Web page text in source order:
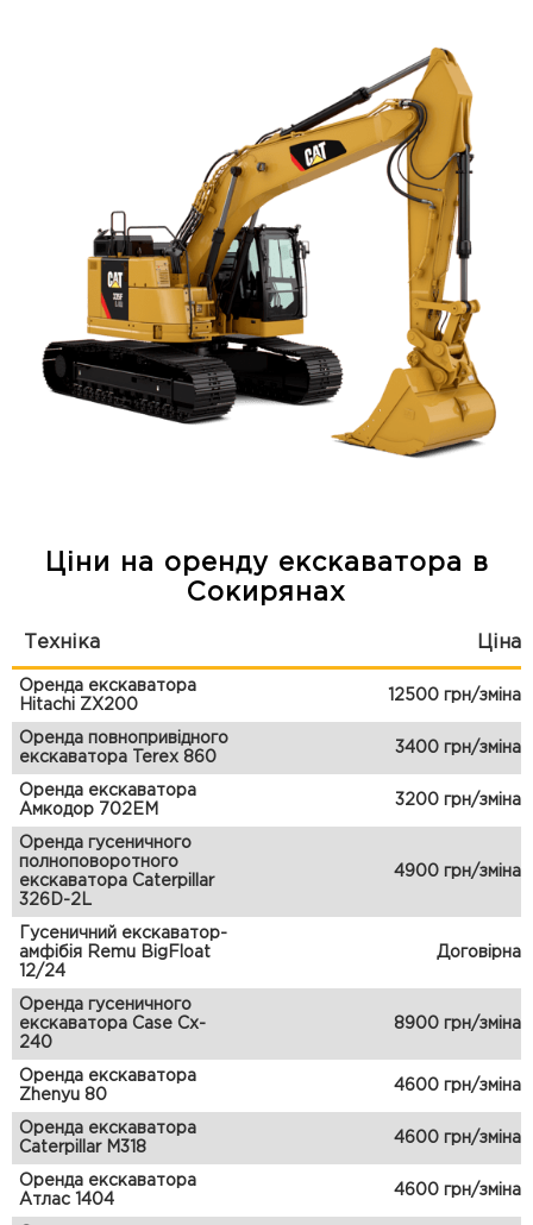
Ціни на оренду екскаватора в
Сокирянах
Техніка Ціна
Оренда екскаватора
Hitachi ZX200
12500 грн/зміна
Оренда повнопривідного
екскаватора Terex 860
3400 грн/зміна
Оренда екскаватора
Амкодор 702ЕМ
3200 грн/зміна
Оренда гусеничного
полноповоротного
екскаватора Caterpillar
326D-2L
4900 грн/зміна
Гусеничний екскаватор-
амфібія Remu BigFloat
12/24
Договірна
Оренда гусеничного
екскаватора Case Cx-
240
8900 грн/зміна
Оренда екскаватора
Zhenyu 80
4600 грн/зміна
Оренда екскаватора
Caterpillar M318
4600 грн/зміна
Оренда екскаватора
Атлас 1404
4600 грн/зміна